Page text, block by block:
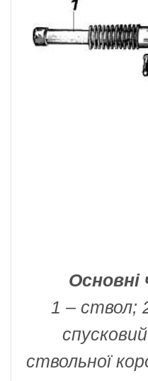
1 – ствол;
ствольної